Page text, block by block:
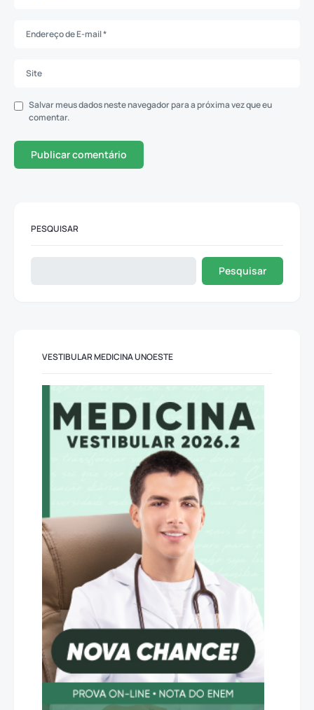
Salvar meus dados neste navegador para a próxima vez que eu
comentar.
PESQUISAR
Pesquisar
VESTIBULAR MEDICINA UNOESTE